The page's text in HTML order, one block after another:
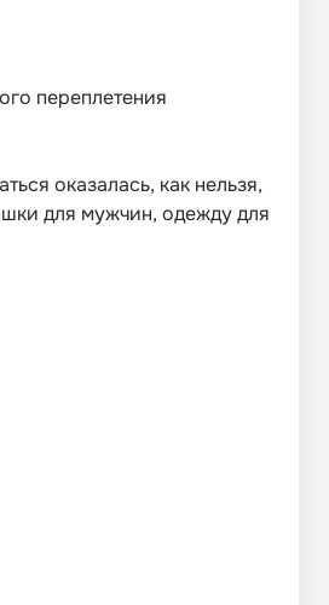
переплетения
оказалась, как нельзя,
для мужчин, одежду для